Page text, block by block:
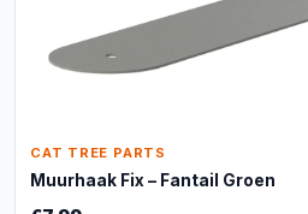
CAT TREE PARTS
Muurhaak Fix – Fantail Groen